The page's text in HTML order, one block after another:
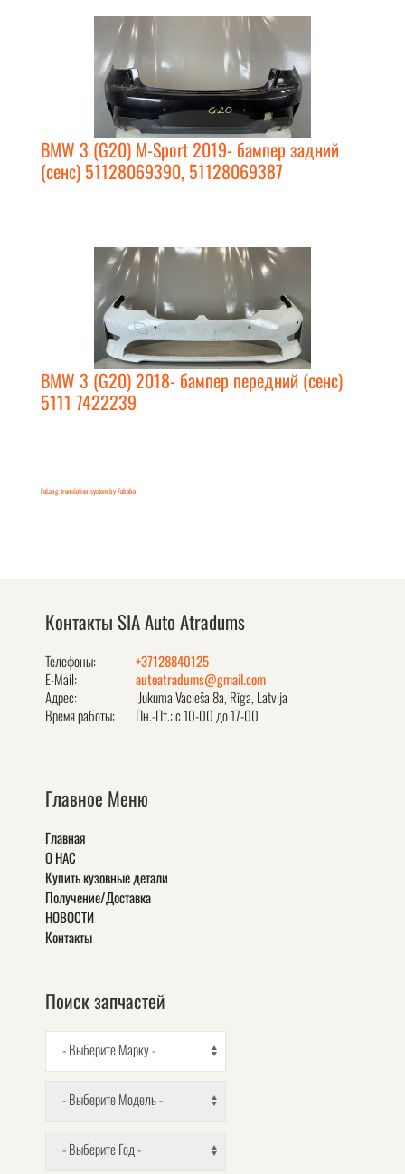
BMW 3 (G20) M-Sport 2019- бампер задний
(сенс) 51128069390, 51128069387
BMW 3 (G20) 2018- бампер передний (сенс)
5111 7422239
FaLang translation system by Faboba
Контакты SIA Auto Atradums
Телефоны:
+37128840125
E-Mail:
autoatradums@gmail.com
Адрес:
Jukuma Vacieša 8a, Rīga, Latvija
Время работы:
Пн.-Пт.: с 10-00 до 17-00
Главное Меню
Главная
О НАС
Купить кузовные детали
Получение/Доставка
НОВОСТИ
Контакты
Поиск запчастей
- Выберите Марку -
- Выберите Модель -
- Выберите Год -